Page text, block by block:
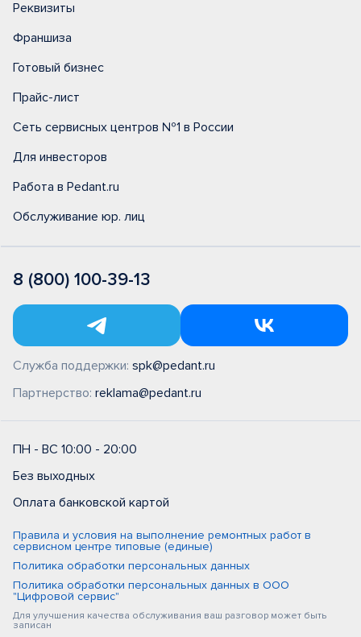
Реквизиты
Франшиза
Готовый бизнес
Прайс-лист
Сеть сервисных центров №1 в России
Для инвесторов
Работа в Pedant.ru
Обслуживание юр. лиц
8 (800) 100-39-13
Служба поддержки: spk@pedant.ru
Партнерство: reklama@pedant.ru
ПН - ВС 10:00 - 20:00
Без выходных
Оплата банковской картой
Правила и условия на выполнение ремонтных работ в
сервисном центре типовые (единые)
Политика обработки персональных данных
Политика обработки персональных данных в ООО
"Цифровой сервис"
Для улучшения качества обслуживания ваш разговор может быть
записан